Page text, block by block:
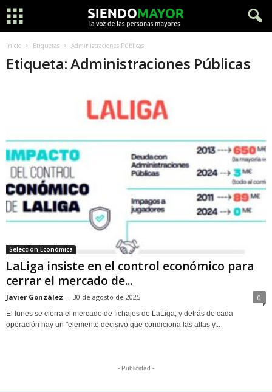
Inicio Etiquetas Administraciones Públicas
Etiqueta: Administraciones Públicas
Selección Económica
LaLiga insiste en el control económico para
cerrar el mercado de...
Javier González - 30 de agosto de 2025 0
El lunes se cierra el mercado de fichajes de LaLiga, y detrás de cada
operación hay un "elemento decisivo que condiciona las altas y...
- Publicidad -